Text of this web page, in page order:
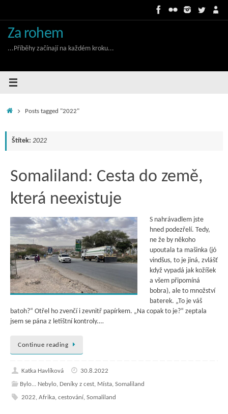
Za rohem
...Příběhy začínají na každém kroku...
HomePosts tagged "2022"
Štítek: 2022
Somaliland: Cesta do země,
která neexistuje
S nahrávadlem jste
hned podezřelí. Tedy,
ne že by někoho
upoutala ta mašinka (jó
vindšus, to je jiná, zvlášť
když vypadá jak kožíšek
a všem připomíná
bobra), ale to množství
baterek. „To je váš
batoh?“ Otřel ho zvenčí i zevnitř papírkem. „Na copak to je?“ zeptala
jsem se pána z letištní kontroly.…
Continue reading
Katka Havlíková
30.8.2022
Bylo... Nebylo, Deníky z cest, Místa, Somaliland
2022, Afrika, cestování, Somaliland